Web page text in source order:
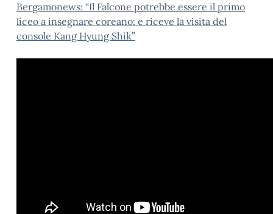
Bergamonews: “Il Falcone potrebbe essere il primo
liceo a insegnare coreano: e riceve la visita del
console Kang Hyung Shik”